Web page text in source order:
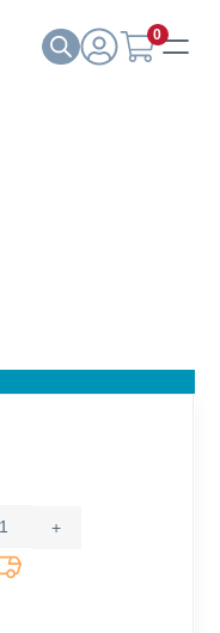
0
Quantity+